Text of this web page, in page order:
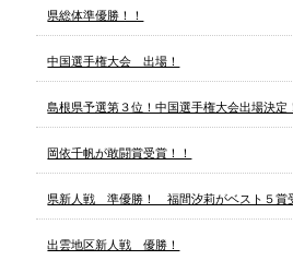
県総体準優勝！！
中国選手権大会 出場！
島根県予選第３位！中国選手権大会出場決定！
岡依千帆が敢闘賞受賞！！
県新人戦 準優勝！ 福間汐莉がベスト５賞
出雲地区新人戦 優勝！